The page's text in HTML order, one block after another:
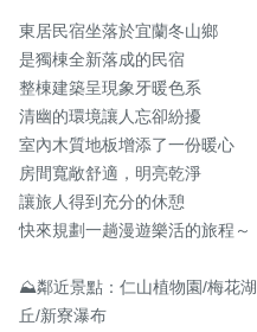
東居民宿坐落於宜蘭冬山鄉
是獨棟全新落成的民宿
整棟建築呈現象牙暖色系
清幽的環境讓人忘卻紛擾
室內木質地板增添了一份暖心
房間寬敞舒適，明亮乾淨
讓旅人得到充分的休憩
快來規劃一趟漫遊樂活的旅程～
⛰️鄰近景點：仁山植物園/梅花
丘/新寮瀑布